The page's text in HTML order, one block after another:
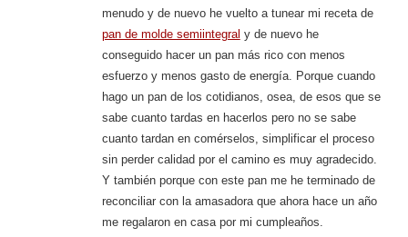
menudo y de nuevo he vuelto a tunear mi receta de
pan de molde semiintegral y de nuevo he
conseguido hacer un pan más rico con menos
esfuerzo y menos gasto de energía. Porque cuando
hago un pan de los cotidianos, osea, de esos que se
sabe cuanto tardas en hacerlos pero no se sabe
cuanto tardan en comérselos, simplificar el proceso
sin perder calidad por el camino es muy agradecido.
Y también porque con este pan me he terminado de
reconciliar con la amasadora que ahora hace un año
me regalaron en casa por mi cumpleaños.